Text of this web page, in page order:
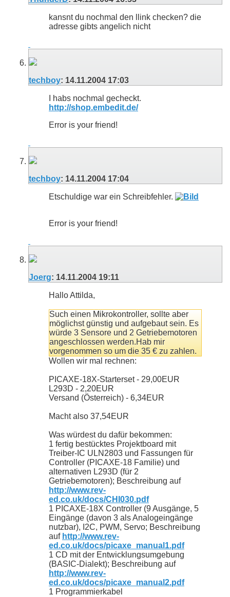
kansnt du nochmal den llink checken? die
adresse gibts angelich nicht
techboy: 14.11.2004 17:03
I habs nochmal gecheckt.
http://shop.embedit.de/
Error is your friend!
techboy: 14.11.2004 17:04
Etschuldige war ein Schreibfehler.
Error is your friend!
Joerg: 14.11.2004 19:11
Hallo Attilda,
Such einen Mikrokontroller, sollte aber
möglichst günstig und aufgebaut sein. Es
würde 3 Sensore und 2 Getriebemotoren
angeschlossen werden.Hab mir
vorgenommen so um die 35 € zu zahlen.
Wollen wir mal rechnen:
PICAXE-18X-Starterset - 29,00EUR
L293D - 2,20EUR
Versand (Österreich) - 6,34EUR
Macht also 37,54EUR
Was würdest du dafür bekommen:
1 fertig bestücktes Projektboard mit
Treiber-IC ULN2803 und Fassungen für
Controller (PICAXE-18 Familie) und
alternativen L293D (für 2
Getriebemotoren); Beschreibung auf
http://www.rev-
ed.co.uk/docs/CHI030.pdf
1 PICAXE-18X Controller (9 Ausgänge, 5
Eingänge (davon 3 als Analogeingänge
nutzbar), I2C, PWM, Servo; Beschreibung
auf http://www.rev-
ed.co.uk/docs/picaxe_manual1.pdf
1 CD mit der Entwicklungsumgebung
(BASIC-Dialekt); Beschreibung auf
http://www.rev-
ed.co.uk/docs/picaxe_manual2.pdf
1 Programmierkabel